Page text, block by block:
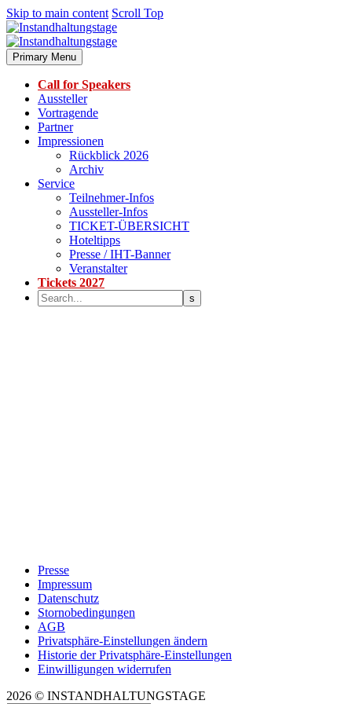
Skip to main content Scroll Top
Primary Menu
Call for Speakers
Aussteller
Vortragende
Partner
Impressionen
Rückblick 2026
Archiv
Service
Teilnehmer-Infos
Aussteller-Infos
TICKET-ÜBERSICHT
Hoteltipps
Presse / IHT-Banner
Veranstalter
Tickets 2027
Presse
Impressum
Datenschutz
Stornobedingungen
AGB
Privatsphäre-Einstellungen ändern
Historie der Privatsphäre-Einstellungen
Einwilligungen widerrufen
2026 © INSTANDHALTUNGSTAGE